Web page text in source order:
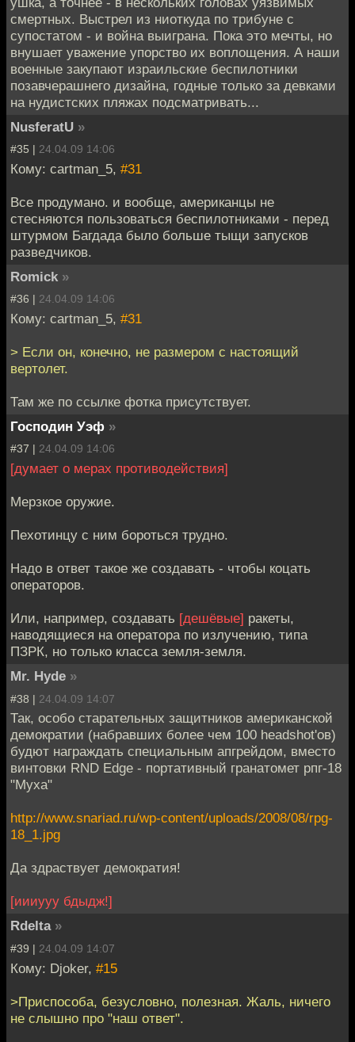
смертных. Выстрел из ниоткуда по трибуне с
супостатом - и война выиграна. Пока это мечты, но
внушает уважение упорство их воплощения. А наши
военные закупают израильские беспилотники
позавчерашнего дизайна, годные только за девками
на нудистских пляжах подсматривать...
NusferatU »
#35 | 24.04.09 14:06
Кому: cartman_5, #31
Все продумано. и вообще, американцы не
стесняются пользоваться беспилотниками - перед
штурмом Багдада было больше тыщи запусков
разведчиков.
Romick »
#36 | 24.04.09 14:06
Кому: cartman_5, #31
> Если он, конечно, не размером с настоящий
вертолет.
Там же по ссылке фотка присутствует.
Господин Уэф »
#37 | 24.04.09 14:06
[думает о мерах противодействия]
Мерзкое оружие.
Пехотинцу с ним бороться трудно.
Надо в ответ такое же создавать - чтобы коцать
операторов.
Или, например, создавать [дешёвые] ракеты,
наводящиеся на оператора по излучению, типа
ПЗРК, но только класса земля-земля.
Mr. Hyde »
#38 | 24.04.09 14:07
Так, особо старательных защитников американской
демократии (набравших более чем 100 headshot'ов)
будют награждать специальным апгрейдом, вместо
винтовки RND Edge - портативный гранатомет рпг-18
"Муха"
http://www.snariad.ru/wp-content/uploads/2008/08/rpg-
18_1.jpg
Да здраствует демократия!
[иииууу бдыдж!]
Rdelta »
#39 | 24.04.09 14:07
Кому: Djoker, #15
>Приспособа, безусловно, полезная. Жаль, ничего
не слышно про "наш ответ".